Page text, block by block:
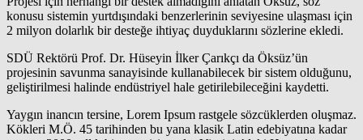
konusu sistemin yurtdışındaki benzerlerinin seviyesine ulaşması için
2 milyon dolarlık bir desteğe ihtiyaç duyduklarını sözlerine ekledi.
SDÜ Rektörü Prof. Dr. Hüseyin İlker Çarıkçı da Öksüz’ün
projesinin savunma sanayisinde kullanabilecek bir sistem olduğunu,
geliştirilmesi halinde endüstriyel hale getirilebileceğini kaydetti.
Yaygın inancın tersine, Lorem Ipsum rastgele sözcüklerden oluşmaz.
Kökleri M.Ö. 45 tarihinden bu yana klasik Latin edebiyatına kadar